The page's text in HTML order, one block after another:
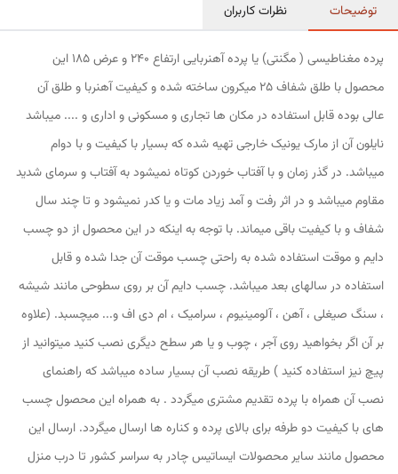
توضیحات نظرات کاربران
پرده مغناطیسی ( مگنتی) یا پرده آهنربایی ارتفاع 240 و عرض 185 این
محصول با طلق شفاف 25 میکرون ساخته شده و کیفیت آهنربا و طلق آن
عالی بوده قابل استفاده در مکان ها تجاری و مسکونی و اداری و .... میباشد
نایلون آن از مارک یونیک خارجی تهیه شده که بسیار با کیفیت و با دوام
میباشد. در گذر زمان و با آفتاب خوردن کوتاه نمیشود به آفتاب و سرمای شدید
مقاوم میباشد و در اثر رفت و آمد زیاد مات و یا کدر نمیشود و تا چند سال
شفاف و با کیفیت باقی میماند. با توجه به اینکه در این محصول از دو چسب
دایم و موقت استفاده شده به راحتی چسب موقت آن جدا شده و قابل
استفاده در سالهای بعد میباشد. چسب دایم آن بر روی سطوحی مانند شیشه
، سنگ صیغلی ، آهن ، آلومینیوم ، سرامیک ، ام دی اف و... میچسبد. (علاوه
بر آن اگر بخواهید روی آجر ، چوب و یا هر سطح دیگری نصب کنید میتوانید از
پیچ نیز استفاده کنید ) طریقه نصب آن بسیار ساده میباشد که راهنمای
نصب آن همراه با پرده تقدیم مشتری میگردد . به همراه این محصول چسب
های با کیفیت دو طرفه برای بالای پرده و کناره ها ارسال میگردد. ارسال این
محصول مانند سایر محصولات ایساتیس چادر به سراسر کشور تا درب منزل